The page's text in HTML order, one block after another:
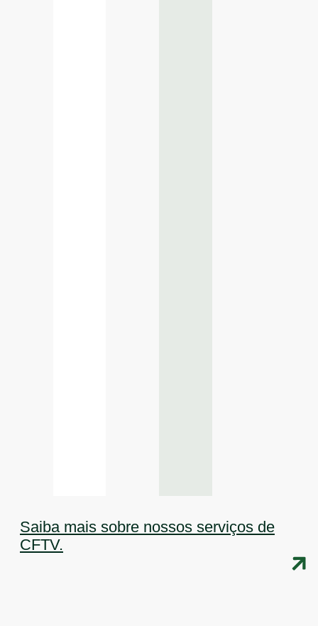
Saiba mais sobre nossos serviços de
CFTV.